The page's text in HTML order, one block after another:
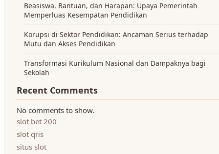
Beasiswa, Bantuan, dan Harapan: Upaya Pemerintah
Memperluas Kesempatan Pendidikan
Korupsi di Sektor Pendidikan: Ancaman Serius terhadap
Mutu dan Akses Pendidikan
Transformasi Kurikulum Nasional dan Dampaknya bagi
Sekolah
Recent Comments
No comments to show.
slot bet 200
slot qris
situs slot